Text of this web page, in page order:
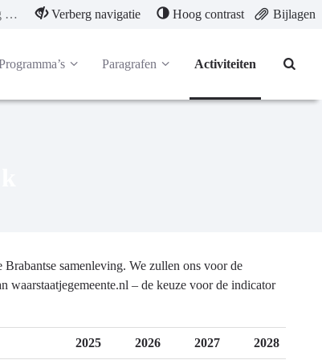
Stimuleren vergroening van de wijk Verberg navigatie Hoog contrast Bijlagen
Paragrafen Activiteiten
samenleving. We zullen ons voor de
waarstaatjegemeente.nl – de keuze voor de indicator
2025 2026 2027 2028